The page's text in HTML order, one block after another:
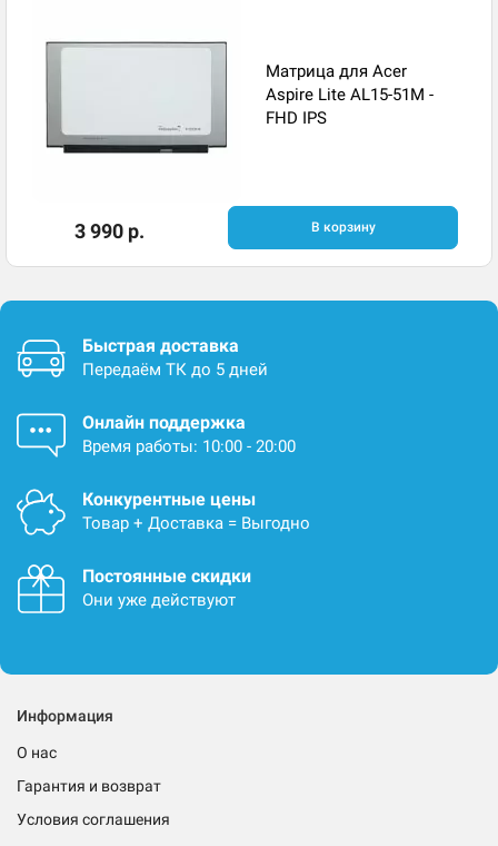
Матрица для Acer
Aspire Lite AL15-51M -
FHD IPS
3 990 р. В корзину
Быстрая доставка
Передаём ТК до 5 дней
Онлайн поддержка
Время работы: 10:00 - 20:00
Конкурентные цены
Товар + Доставка = Выгодно
Постоянные скидки
Они уже действуют
Информация
О нас
Гарантия и возврат
Условия соглашения